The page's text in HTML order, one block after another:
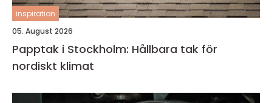
inspiration
05. August 2026
Papptak i Stockholm: Hållbara tak för
nordiskt klimat